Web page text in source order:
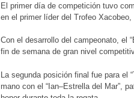
El primer día de competición tuvo
en el primer líder del Trofeo
Con el desarrollo del campeonato, el
fin de semana de gran nivel
La segunda posición final fue para el
mano con el “Ian–Estrella del Mar”,